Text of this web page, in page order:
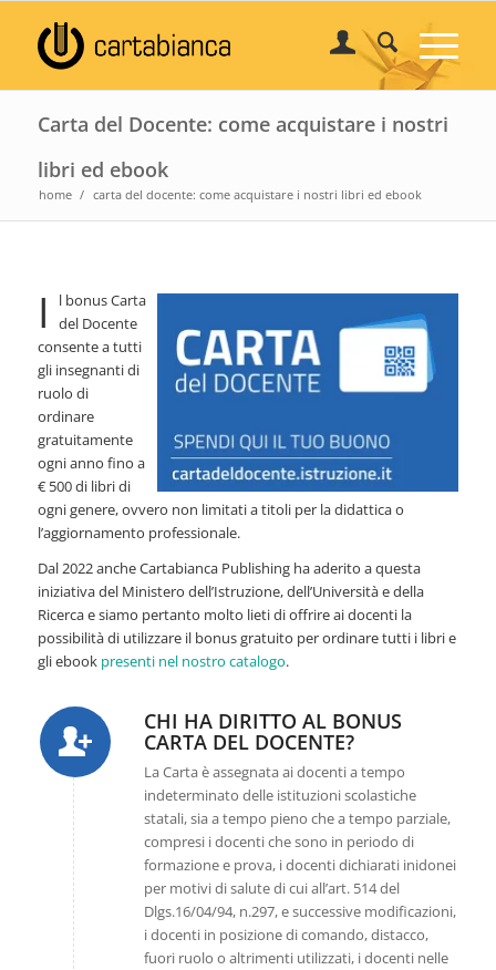
Carta del Docente: come acquistare i nostri
libri ed ebook
home / carta del docente: come acquistare i nostri libri ed ebook
I
l bonus Carta
del Docente
consente a tutti
gli insegnanti di
ruolo di
ordinare
gratuitamente
ogni anno fino a
€ 500 di libri di
ogni genere, ovvero non limitati a titoli per la didattica o
l’aggiornamento professionale.
Dal 2022 anche Cartabianca Publishing ha aderito a questa
iniziativa del Ministero dell’Istruzione, dell’Università e della
Ricerca e siamo pertanto molto lieti di offrire ai docenti la
possibilità di utilizzare il bonus gratuito per ordinare tutti i libri e
gli ebook presenti nel nostro catalogo.
CHI HA DIRITTO AL BONUS
CARTA DEL DOCENTE?
La Carta è assegnata ai docenti a tempo
indeterminato delle istituzioni scolastiche
statali, sia a tempo pieno che a tempo parziale,
compresi i docenti che sono in periodo di
formazione e prova, i docenti dichiarati inidonei
per motivi di salute di cui all’art. 514 del
Dlgs.16/04/94, n.297, e successive modificazioni,
i docenti in posizione di comando, distacco,
fuori ruolo o altrimenti utilizzati, i docenti nelle